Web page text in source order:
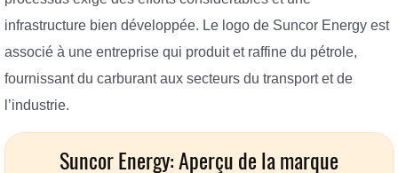
infrastructure bien développée. Le logo de Suncor Energy est
associé à une entreprise qui produit et raffine du pétrole,
fournissant du carburant aux secteurs du transport et de
l’industrie.
Suncor Energy: Aperçu de la marque